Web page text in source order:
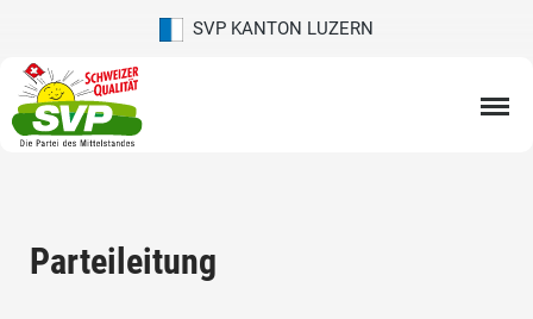
SVP KANTON LUZERN
Parteileitung